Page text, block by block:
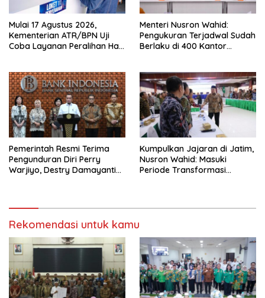
Mulai 17 Agustus 2026,
Kementerian ATR/BPN Uji
Coba Layanan Peralihan Hak
Menteri Nusron Wahid:
Pengukuran Terjadwal Sudah
Berlaku di 400 Kantor
Pemerintah Resmi Terima
Pengunduran Diri Perry
Warjiyo, Destry Damayanti
Kumpulkan Jajaran di Jatim,
Nusron Wahid: Masuki
Periode Transformasi
Rekomendasi untuk kamu